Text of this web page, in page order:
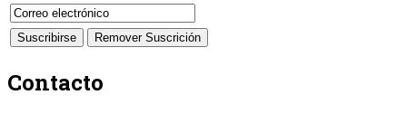
Contacto